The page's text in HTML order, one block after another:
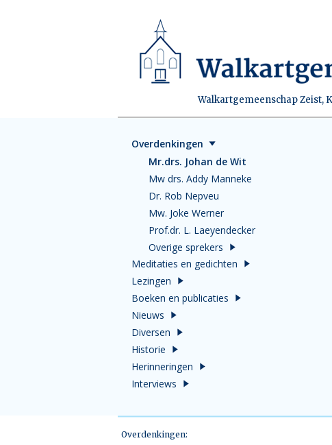
Walkartgemeenschap Zeist,
Overdenkingen
Mr.drs. Johan de Wit
Mw drs. Addy Manneke
Dr. Rob Nepveu
Mw. Joke Werner
Prof.dr. L. Laeyendecker
Overige sprekers
Meditaties en gedichten
Lezingen
Boeken en publicaties
Nieuws
Diversen
Historie
Herinneringen
Interviews
Overdenkingen: